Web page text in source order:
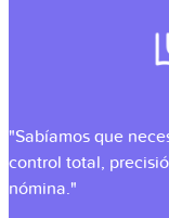
"Sabíamos que
control total,
nómina."